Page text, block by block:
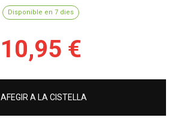
Disponible en 7 dies
10,95 €
AFEGIR A LA CISTELLA